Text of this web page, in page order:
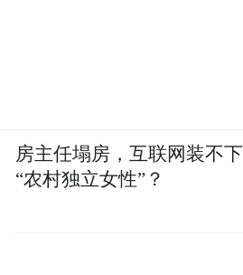
房主任塌房，互联网装不下
“农村独立女性”？